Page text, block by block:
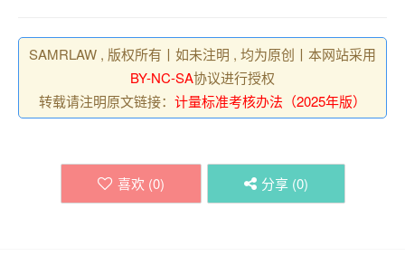
SAMRLAW , 版权所有丨如未注明 , 均为原创丨本网站采用
BY-NC-SA协议进行授权
转载请注明原文链接： 计量标准考核办法（2025年版）
喜欢 (0) 分享 (0)